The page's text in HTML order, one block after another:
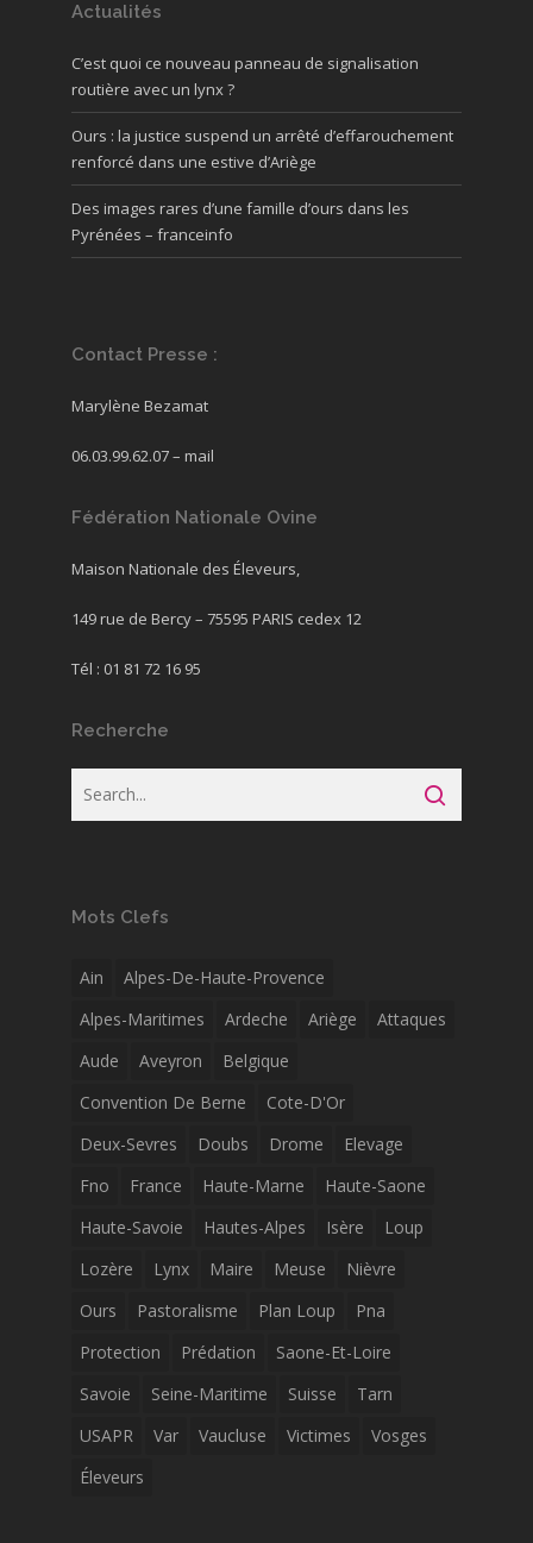
Actualités
C’est quoi ce nouveau panneau de signalisation
routière avec un lynx ?
Ours : la justice suspend un arrêté d’effarouchement
renforcé dans une estive d’Ariège
Des images rares d’une famille d’ours dans les
Pyrénées – franceinfo
Contact Presse :
Marylène Bezamat
06.03.99.62.07 – mail
Fédération Nationale Ovine
Maison Nationale des Éleveurs,
149 rue de Bercy – 75595 PARIS cedex 12
Tél : 01 81 72 16 95
Recherche
Mots Clefs
Ain
Alpes-De-Haute-Provence
Alpes-Maritimes
Ardeche Ariège
Attaques
Aude
Aveyron
Belgique
Convention De Berne
Cote-D'Or
Deux-Sevres
Doubs Drome
Elevage
Fno
France Haute-Marne
Haute-Saone
Haute-Savoie
Hautes-Alpes Isère
Loup
Lozère
Lynx Maire Meuse
Nièvre
Ours
Pastoralisme Plan Loup
Pna
Protection
Prédation
Saone-Et-Loire
Savoie
Seine-Maritime Suisse
Tarn
USAPR
Var Vaucluse Victimes
Vosges
Éleveurs